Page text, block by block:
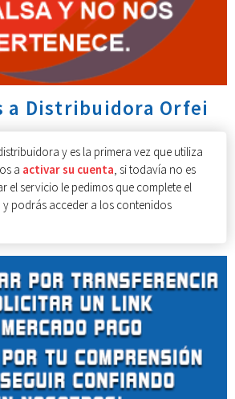
a Distribuidora Orfei
y es la primera vez que utiliza
a activar su cuenta, si todavía no es
el servicio le pedimos que complete el
y podrás acceder a los contenidos